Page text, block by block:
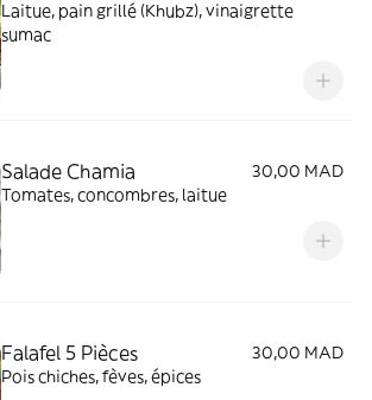
Laitue, pain grillé (Khubz), vinaigrette
sumac
Salade Chamia
30,00 MAD
Tomates, concombres, laitue
Falafel 5 Pièces
30,00 MAD
Pois chiches, fèves, épices